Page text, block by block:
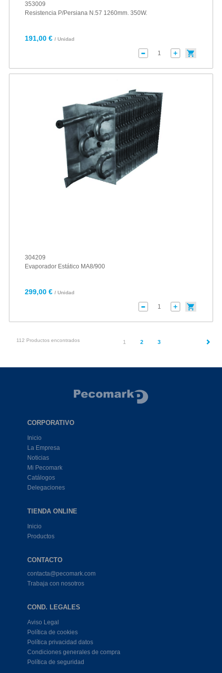
353009
Resistencia P/Persiana N.57 1260mm. 350W.
191,00 € / Unidad
304209
Evaporador Estático MA8/900
299,00 € / Unidad
112 Productos encontrados 1 (current)
2 3
CORPORATIVO
Inicio
La Empresa
Noticias
Mi Pecomark
Catálogos
Delegaciones
TIENDA ONLINE
Inicio
Productos
CONTACTO
contacta@pecomark.com
Trabaja con nosotros
COND. LEGALES
Aviso Legal
Política de cookies
Política privacidad datos
Condiciones generales de compra
Política de seguridad